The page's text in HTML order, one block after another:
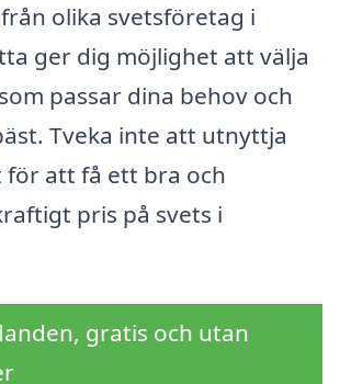
olika svetsföretag i
ger dig möjlighet att välja
passar dina behov och
Tveka inte att utnyttja
för att få ett bra och
pris på svets i
gratis och utan